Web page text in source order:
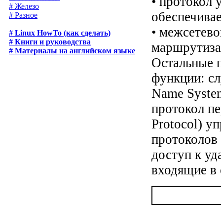
# Железо
# Разное
# Linux HowTo (как сделать)
# Книги и руководства
# Материалы на английском языке
•
Остальные
функции:
Name
протокол
Protocol)
доступ к
входящие в